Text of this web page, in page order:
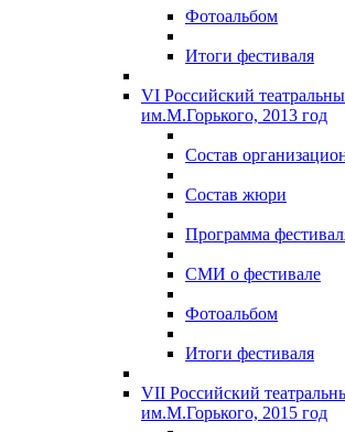
Фотоальбом
Итоги фестиваля
VI Российский
им.М.Горького, 2013 год
Состав
Состав жюри
Программа
СМИ о фестивале
Фотоальбом
Итоги фестиваля
VII Российский
им.М.Горького, 2015 год